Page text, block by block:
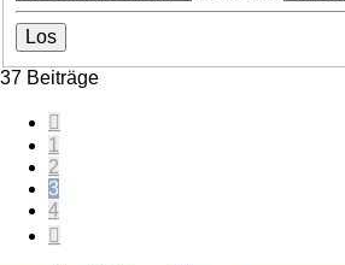
37 Beiträge
1
2
3
4